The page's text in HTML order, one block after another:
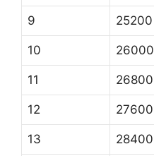
9 25200
10 26000
11 26800
12 27600
13 28400